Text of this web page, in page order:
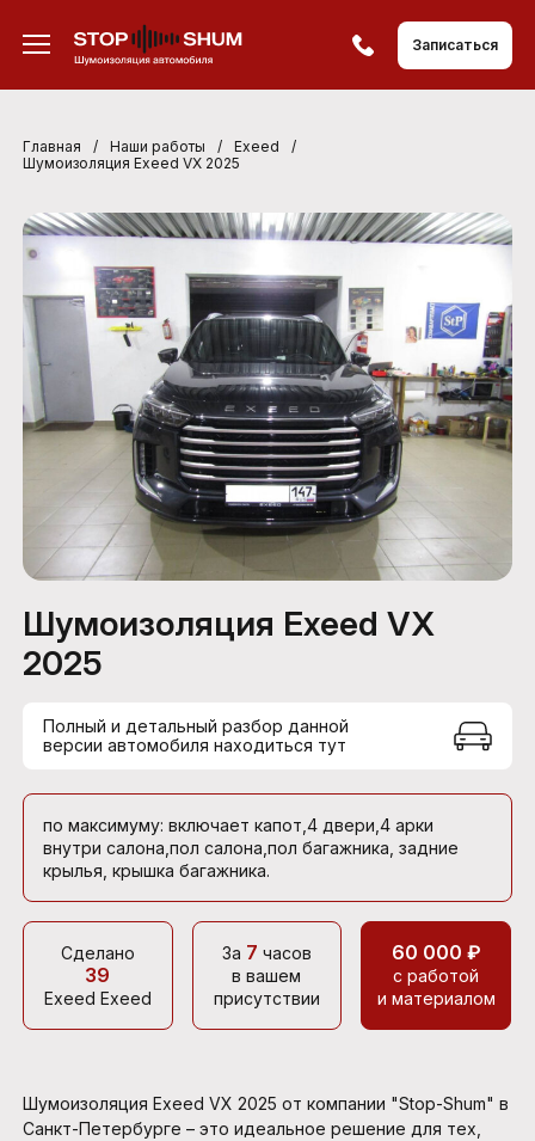
Записаться
Главная / Наши работы / Exeed
/
Шумоизоляция Exeed VX 2025
Шумоизоляция Exeed VX
2025
Полный и детальный разбор данной
версии автомобиля находиться тут
по максимуму: включает капот,4 двери,4 арки
внутри салона,пол салона,пол багажника, задние
крылья, крышка багажника.
Сделано
39
Exeed Exeed
За 7 часов
в вашем
присутствии
60 000 ₽
с работой
и материалом
Шумоизоляция Exeed VX 2025 от компании "Stop-Shum" в
Санкт-Петербурге – это идеальное решение для тех,